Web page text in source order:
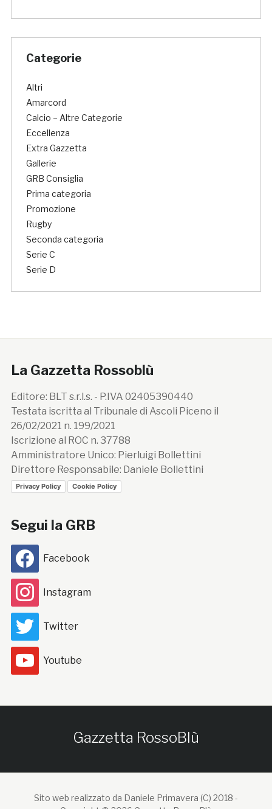
Categorie
Altri
Amarcord
Calcio – Altre Categorie
Eccellenza
Extra Gazzetta
Gallerie
GRB Consiglia
Prima categoria
Promozione
Rugby
Seconda categoria
Serie C
Serie D
La Gazzetta Rossoblù
Editore: BLT s.r.l.s. - P.IVA 02405390440
Testata iscritta al Tribunale di Ascoli Piceno il
26/02/2021 n. 199/2021
Iscrizione al ROC n. 37788
Amministratore Unico: Pierluigi Bollettini
Direttore Responsabile: Daniele Bollettini
Privacy Policy Cookie Policy
Segui la GRB
Facebook
Instagram
Twitter
Youtube
Gazzetta RossoBlù
Sito web realizzato da Daniele Primavera (C) 2018 -